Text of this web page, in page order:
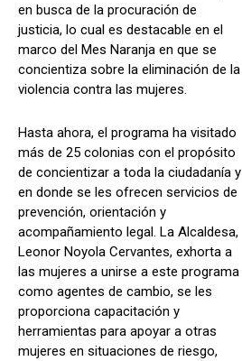
en busca de la procuración de
justicia, lo cual es destacable en el
marco del Mes Naranja en que se
concientiza sobre la eliminación de la
violencia contra las mujeres.
Hasta ahora, el programa ha visitado
más de 25 colonias con el propósito
de concientizar a toda la ciudadanía y
en donde se les ofrecen servicios de
prevención, orientación y
acompañamiento legal. La Alcaldesa,
Leonor Noyola Cervantes, exhorta a
las mujeres a unirse a este programa
como agentes de cambio, se les
proporciona capacitación y
herramientas para apoyar a otras
mujeres en situaciones de riesgo,